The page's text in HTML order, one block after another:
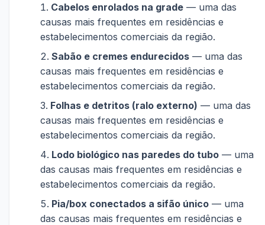
Cabelos enrolados na grade — uma das
causas mais frequentes em residências e
estabelecimentos comerciais da região.
Sabão e cremes endurecidos — uma das
causas mais frequentes em residências e
estabelecimentos comerciais da região.
Folhas e detritos (ralo externo) — uma das
causas mais frequentes em residências e
estabelecimentos comerciais da região.
Lodo biológico nas paredes do tubo — uma
das causas mais frequentes em residências e
estabelecimentos comerciais da região.
Pia/box conectados a sifão único — uma
das causas mais frequentes em residências e